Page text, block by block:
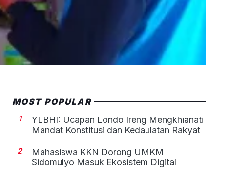
MOST POPULAR
1
YLBHI: Ucapan Londo Ireng Mengkhianati
Mandat Konstitusi dan Kedaulatan Rakyat
2
Mahasiswa KKN Dorong UMKM
Sidomulyo Masuk Ekosistem Digital